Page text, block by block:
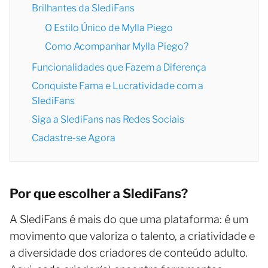
Brilhantes da SlediFans
O Estilo Único de Mylla Piego
Como Acompanhar Mylla Piego?
Funcionalidades que Fazem a Diferença
Conquiste Fama e Lucratividade com a
SlediFans
Siga a SlediFans nas Redes Sociais
Cadastre-se Agora
Por que escolher a SlediFans?
A SlediFans é mais do que uma plataforma: é um
movimento que valoriza o talento, a criatividade e
a diversidade dos criadores de conteúdo adulto.